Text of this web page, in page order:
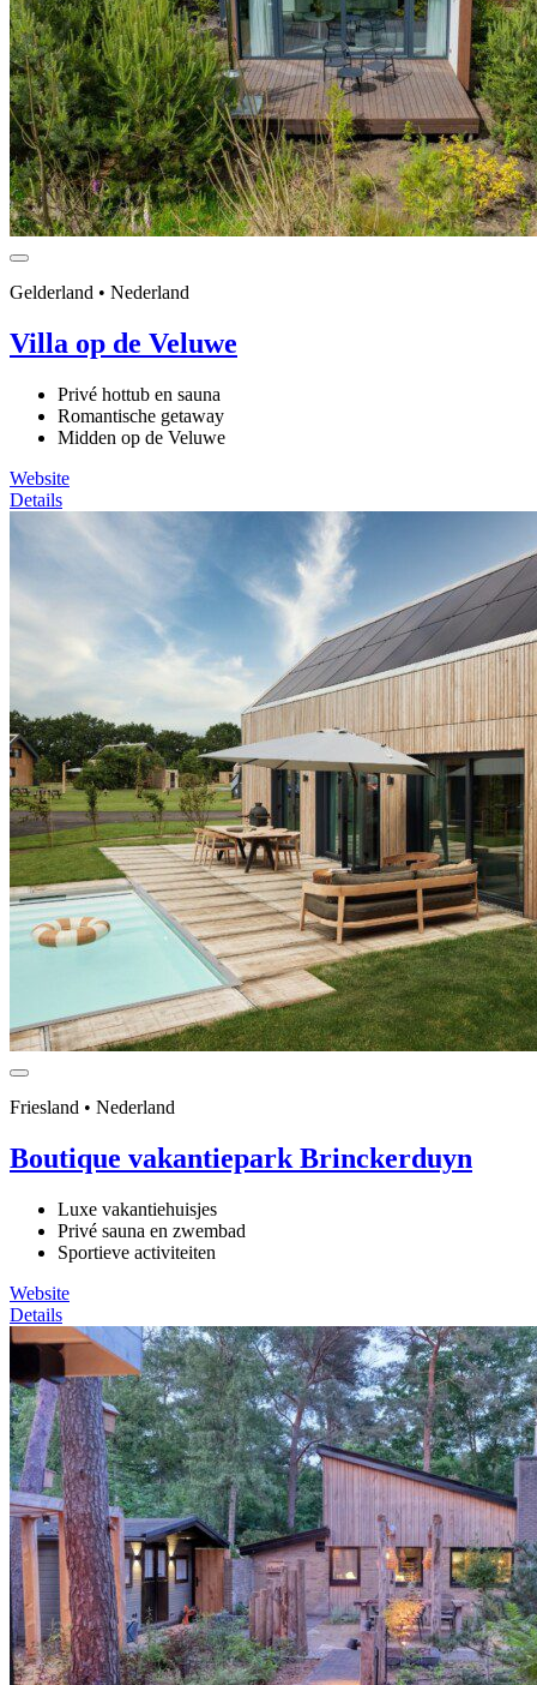
Gelderland • Nederland
Villa op de Veluwe
Privé hottub en sauna
Romantische getaway
Midden op de Veluwe
Website
Details
Friesland • Nederland
Boutique vakantiepark Brinckerduyn
Luxe vakantiehuisjes
Privé sauna en zwembad
Sportieve activiteiten
Website
Details